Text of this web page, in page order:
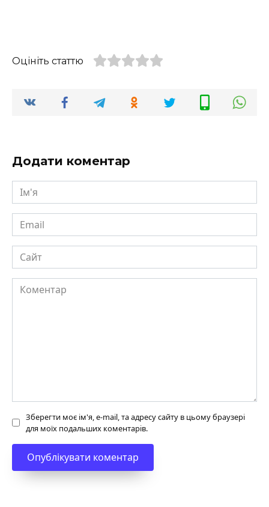
Оцініть статтю
Додати коментар
Ім'я
Email
Сайт
Коментар
Зберегти моє ім'я, e-mail, та адресу сайту в цьому браузері
для моїх подальших коментарів.